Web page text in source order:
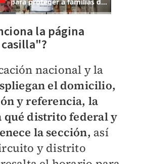
la página
nacional y la
el domicilio,
y referencia, la
qué distrito federal y
la sección, así
y distrito